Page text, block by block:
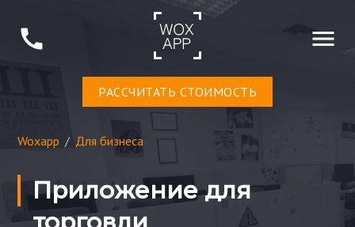
РАСCЧИТАТЬ СТОИМОСТЬ
Woxapp / Для бизнеса
Приложение для